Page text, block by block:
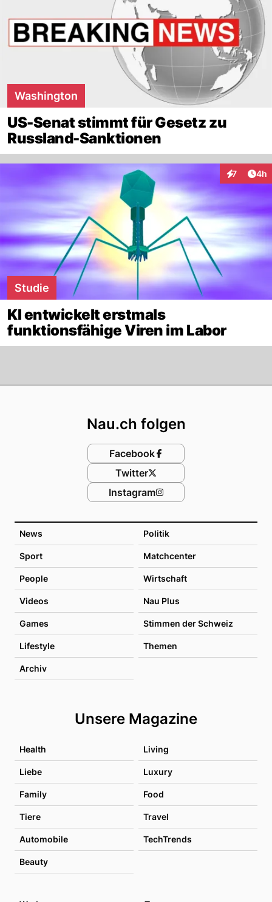
Washington
US-Senat stimmt für Gesetz zu
Russland-Sanktionen
7 4h
Studie
KI entwickelt erstmals
funktionsfähige Viren im Labor
News Politik
Sport Matchcenter
People Wirtschaft
Videos Nau Plus
Games Stimmen der Schweiz
Lifestyle Themen
Archiv
Unsere Magazine
Health Living
Liebe Luxury
Family Food
Tiere Travel
Automobile TechTrends
Beauty
Nau.ch folgen
Facebook
Twitter
Instagram